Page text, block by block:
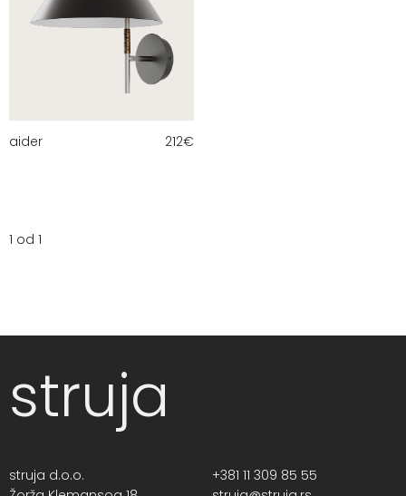
aider 212€
1 od 1
struja
struja d.o.o.
+381 11 309 85 55